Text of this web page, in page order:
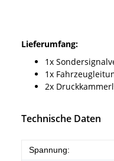
Lieferumfang:
1x
1x
2x
Technische Daten
Spannung: